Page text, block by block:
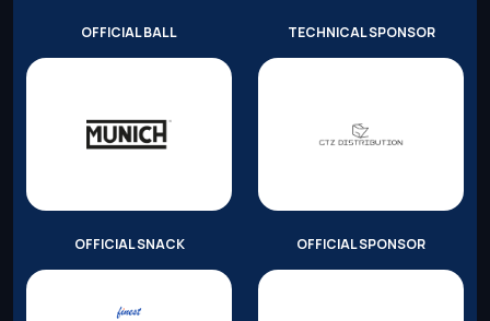
OFFICIAL BALL TECHNICAL SPONSOR
OFFICIAL SNACK OFFICIAL SPONSOR